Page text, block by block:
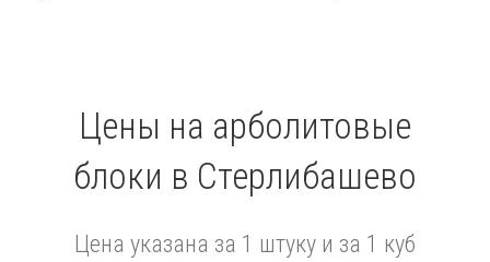
Цены на арболитовые
блоки в Стерлибашево
Цена указана за 1 штуку и за 1 куб